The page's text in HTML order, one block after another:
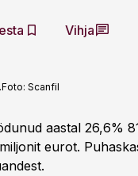
Vihja
Foto: Scanfil
aastal 26,6%
eurot.